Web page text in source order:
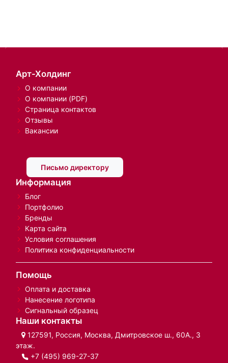
Арт-Холдинг
О компании
О компании (PDF)
Страница контактов
Отзывы
Вакансии
Письмо директору
Информация
Блог
Портфолио
Бренды
Карта сайта
Условия соглашения
Политика конфиденциальности
Помощь
Оплата и доставка
Нанесение логотипа
Сигнальный образец
Наши контакты
127591, Россия, Москва, Дмитровское ш., 60А., 3
этаж.
+7 (495) 969-27-37